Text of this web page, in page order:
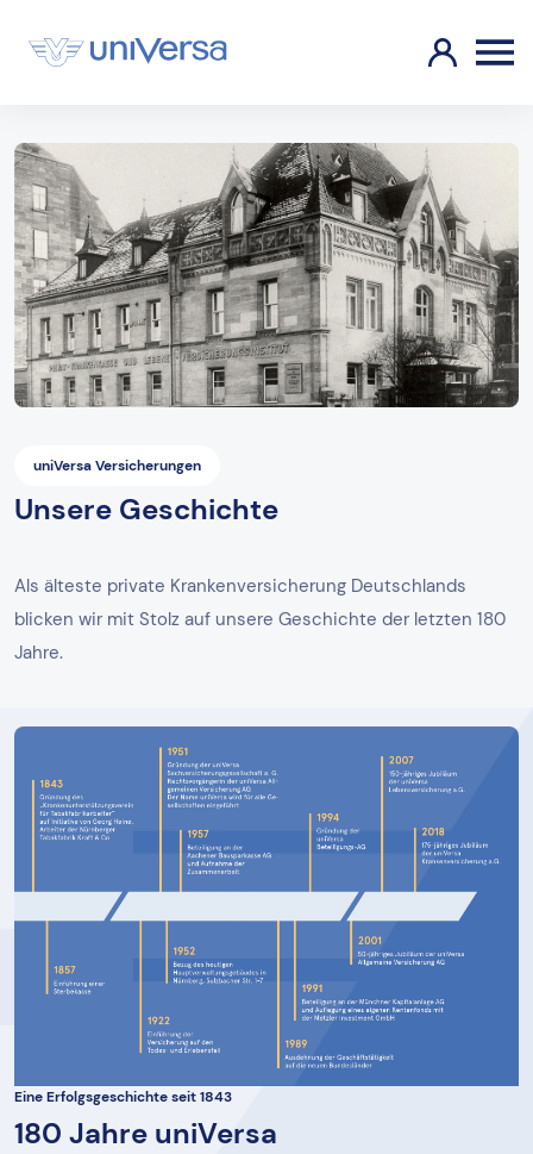
uniVersa Versicherungen
Unsere Geschichte
Als älteste private Krankenversicherung Deutschlands
blicken wir mit Stolz auf unsere Geschichte der letzten 180
Jahre.
Eine Erfolgsgeschichte seit 1843
180 Jahre uniVersa